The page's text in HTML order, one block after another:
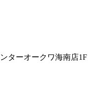
ターオークワ海南店1F